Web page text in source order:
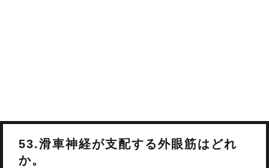
53.滑車神経が支配する外眼筋はどれ
か。